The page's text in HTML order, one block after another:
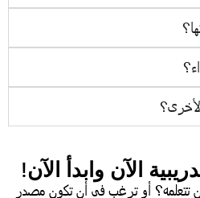
الآن وابدأ الآن!
أوترغب في أن تكون مصدر